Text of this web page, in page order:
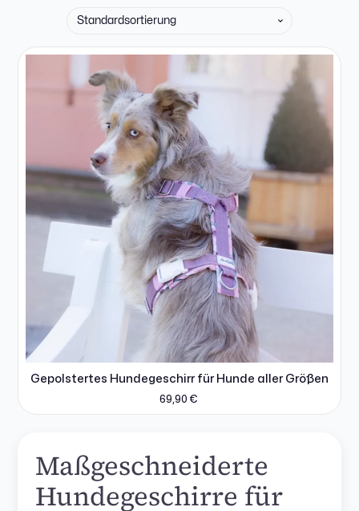
Gepolstertes Hundegeschirr für Hunde aller Größen
69,90€
Maßgeschneiderte
Hundegeschirre für